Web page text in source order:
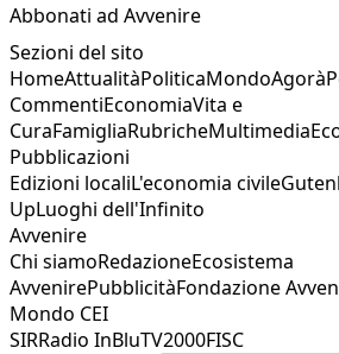
Abbonati ad Avvenire
Sezioni del sito
HomeAttualitàPoliticaMondoAgorà
CommentiEconomiaVita e
CuraFamigliaRubricheMultimedia
Pubblicazioni
Edizioni localiL'economia civile
UpLuoghi dell'Infinito
Avvenire
Chi siamoRedazioneEcosistema
AvvenirePubblicitàFondazione
Mondo CEI
SIRRadio InBluTV2000FISC